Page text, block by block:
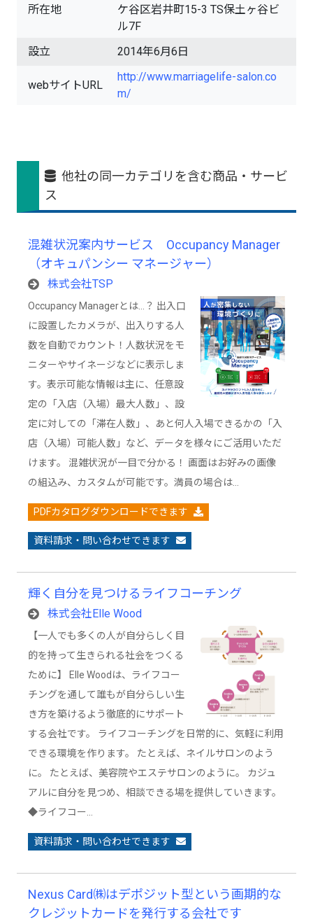
所在地
ケ谷区岩井町15-3 TS保土ヶ谷ビ
ル7F
設立
2014年6月6日
webサイトURL
http://www.marriagelife-salon.co
m/
他社の同一カテゴリを含む商品・サービ
ス
混雑状況案内サービス Occupancy Manager
（オキュパンシー マネージャー）
株式会社TSP
Occupancy Managerとは…？ 出入口
に設置したカメラが、出入りする人
数を自動でカウント！人数状況をモ
ニターやサイネージなどに表示しま
す。表示可能な情報は主に、任意設
定の「入店（入場）最大人数」、設
定に対しての「滞在人数」、あと何人入場できるかの「入
店（入場）可能人数」など、データを様々にご活用いただ
けます。 混雑状況が一目で分かる！ 画面はお好みの画像
の組込み、カスタムが可能です。満員の場合は…
PDFカタログダウンロードできます
資料請求・問い合わせできます
輝く自分を見つけるライフコーチング
株式会社Elle Wood
【一人でも多くの人が自分らしく目
的を持って生きられる社会をつくる
ために】 Elle Woodは、ライフコー
チングを通して誰もが自分らしい生
き方を築けるよう徹底的にサポート
する会社です。 ライフコーチングを日常的に、気軽に利用
できる環境を作ります。 たとえば、ネイルサロンのよう
に。 たとえば、美容院やエステサロンのように。 カジュ
アルに自分を見つめ、相談できる場を提供していきます。
◆ライフコー…
資料請求・問い合わせできます
Nexus Card㈱はデポジット型という画期的な
クレジットカードを発行する会社です